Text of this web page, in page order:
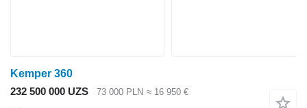
Kemper 360
232 500 000 UZS
73 000 PLN ≈ 16 950 €